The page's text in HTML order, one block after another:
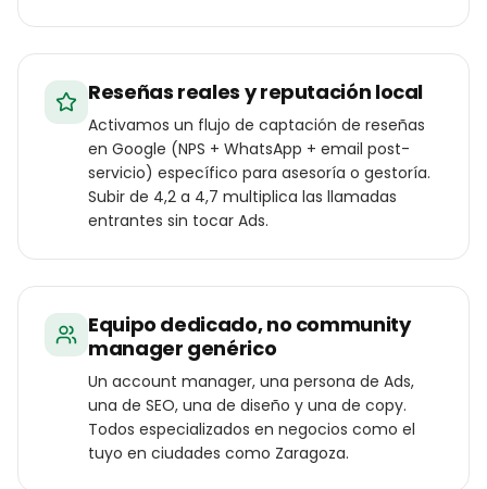
Reseñas reales y reputación local
Activamos un flujo de captación de reseñas
en Google (NPS + WhatsApp + email post-
servicio) específico para asesoría o gestoría.
Subir de 4,2 a 4,7 multiplica las llamadas
entrantes sin tocar Ads.
Equipo dedicado, no community
manager genérico
Un account manager, una persona de Ads,
una de SEO, una de diseño y una de copy.
Todos especializados en negocios como el
tuyo en ciudades como Zaragoza.